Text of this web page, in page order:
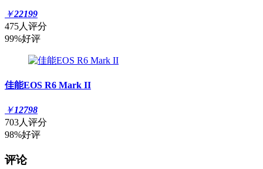
￥22199
475人评分
99%好评
佳能EOS R6 Mark II
￥12798
703人评分
98%好评
评论